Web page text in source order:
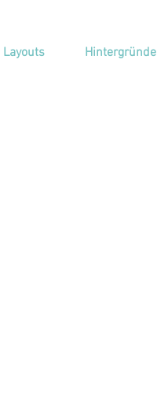
Layouts Hintergründe